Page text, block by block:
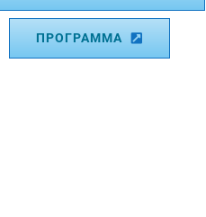
ΠΡΟΓΡΑΜΜΑ